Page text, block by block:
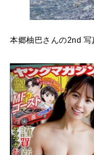
本郷柚巴さんの2nd